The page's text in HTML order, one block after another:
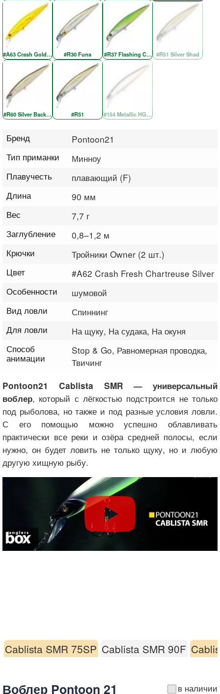
#A63 Crash Gold Chartreuse Re
#R30 Funa #R37 Flashing Chartreuse#R51 Silver Shad
#R60 Silver Back OB #R51 #154 Metallic HG Wakasagi OB
Бренд
Pontoon21
Тип приманки
Минноу
Плавучесть
плавающий (F)
Длина
90 мм
Вес
7,7 г
Заглубление
0,8–1,2 м
Крючки
Тройники Owner (2 шт.)
Цвет
#A62 Crash Fresh Chartreuse Silver
Особенности
шумовой
Вид ловли
Спиннинг
Для ловли
На щуку, На судака, На окуня
Способ
анимации
Stop & Go, Равномерная проводка,
Твичинг
Pontoon21 Cablista SMR — универсальный
воблер, который с лёгкостью подстроится не только
под рыболова, но также и под разные условия ловли.
С его помощью можно успешно облавливать
практически все реки и озёра средней полосы, если
нужно, он будет ловить не только щуку, но и любую
другую хищную рыбу.
Cablista SMR 75SP Cablista SMR 90F
в наличии
Воблер Pontoon 21